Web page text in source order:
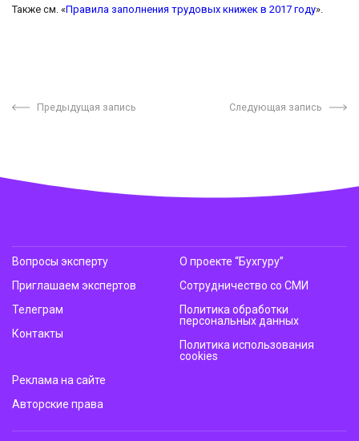
Также см. «Правила заполнения трудовых книжек в 2017 году».
Предыдущая запись Следующая запись
Вопросы эксперту
Приглашаем экспертов
Телеграм
Контакты
О проекте “Бухгуру”
Сотрудничество со СМИ
Политика обработки
персональных данных
Политика использования
cookies
Реклама на сайте
Авторские права